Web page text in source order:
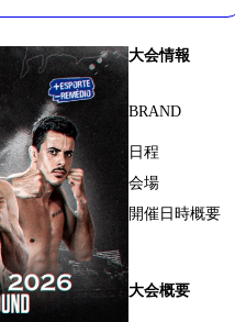
大会情報
BRAND
日程
会場
開催日時概要
大会概要